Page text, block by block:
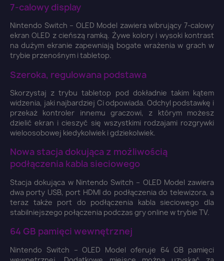
7-calowy display
Nintendo Switch – OLED Model zawiera wibrujący 7-calowy
ekran OLED z cieńszą ramką. Żywe kolory i wysoki kontrast
na dużym ekranie zapewniają bogate wrażenia w grach w
trybie przenośnym i tabletop.
Szeroka, regulowana podstawa
Skorzystaj z trybu tabletop pod dokładnie takim kątem
widzenia, jaki najbardziej Ci odpowiada. Odchyl podstawkę i
przekaż kontroler innemu graczowi, z którym możesz
dzielić ekran i cieszyć się wszystkimi rodzajami rozgrywki
wieloosobowej kiedykolwiek i gdziekolwiek.
Nowa stacja dokująca z możliwością
podłączenia kabla sieciowego
Stacja dokująca w Nintendo Switch – OLED Model zawiera
dwa porty USB, port HDMI do podłączenia do telewizora, a
teraz także port do podłączenia kabla sieciowego dla
stabilniejszego połączenia podczas gry online w trybie TV.
64 GB pamięci wewnętrznej
Nintendo Switch – OLED Model oferuje 64 GB pamięci